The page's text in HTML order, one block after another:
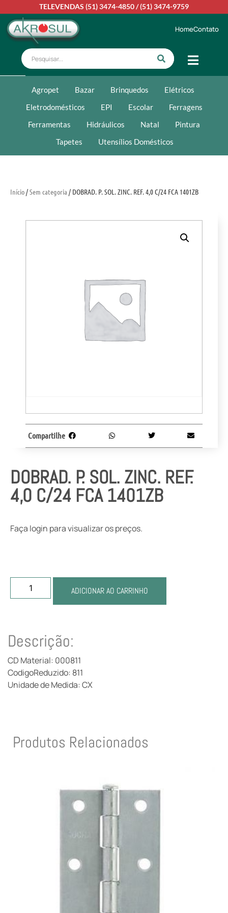
TELEVENDAS (51) 3474-4850/(51) 3474-9759
HomeContato
Agropet Bazar Brinquedos
Elétricos
Eletrodomésticos
EPI Escolar
Ferragens
Ferramentas
Hidráulicos Natal
Pintura
Tapetes
Utensílios Domésticos
Início/Sem categoria / DOBRAD. P. SOL. ZINC. REF. 4,0 C/24 FCA 1401ZB
DOBRAD. P. SOL. ZINC. REF.
4,0 C/24 FCA 1401ZB
Faça login para visualizar os preços.
ADICIONAR AO CARRINHO
Compartilhe
Descrição:
CD Material: 000811
CodigoReduzido: 811
Unidade de Medida: CX
Produtos Relacionados